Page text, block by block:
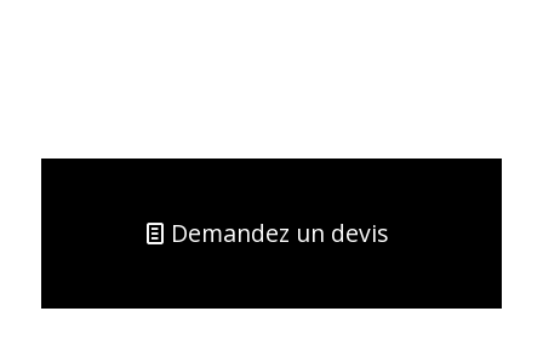
Demandez un devis